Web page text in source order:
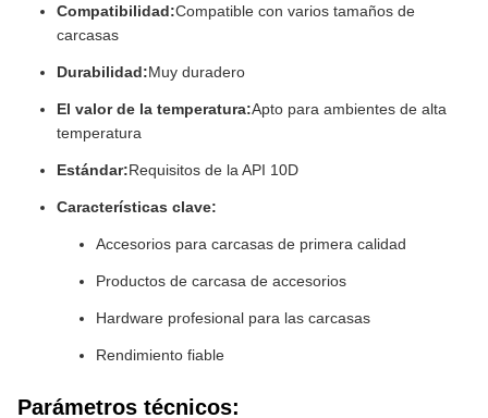
Compatibilidad:Compatible con varios tamaños de
carcasas
Durabilidad:Muy duradero
El valor de la temperatura:Apto para ambientes de alta
temperatura
Estándar:Requisitos de la API 10D
Características clave:
Accesorios para carcasas de primera calidad
Productos de carcasa de accesorios
Hardware profesional para las carcasas
Rendimiento fiable
Parámetros técnicos: